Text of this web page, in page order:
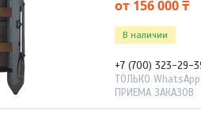
от 156 000 ₸
В наличии
+7 (700) 323-29-
ТОЛЬКО
ПРИЕМА ЗАКАЗОВ